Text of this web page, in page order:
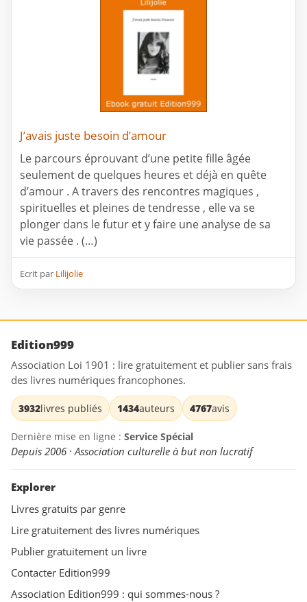
J’avais juste besoin d’amour
Le parcours éprouvant d’une petite fille âgée
seulement de quelques heures et déjà en quête
d’amour . A travers des rencontres magiques ,
spirituelles et pleines de tendresse , elle va se
plonger dans le futur et y faire une analyse de sa
vie passée . (…)
Ecrit par Lilijolie
Edition999
Association Loi 1901 : lire gratuitement et publier sans frais
des livres numériques francophones.
3932livres publiés 1434auteurs 4767avis
Dernière mise en ligne : Service Spécial
Depuis 2006 · Association culturelle à but non lucratif
Explorer
Livres gratuits par genre
Lire gratuitement des livres numériques
Publier gratuitement un livre
Contacter Edition999
Association Edition999 : qui sommes-nous ?